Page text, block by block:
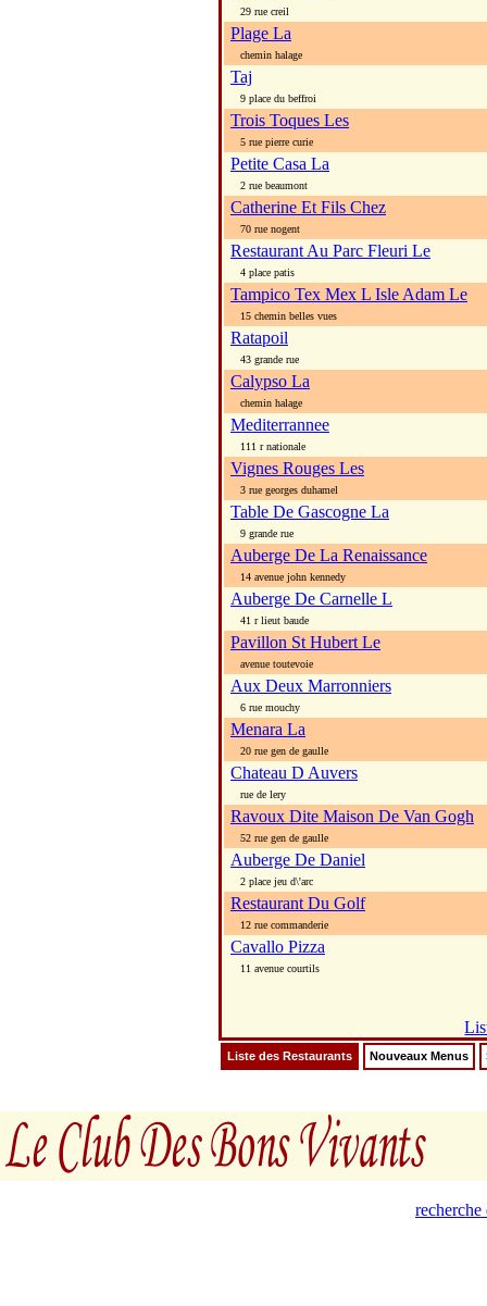
29 rue creil
Plage La
chemin halage
Taj
9 place du beffroi
Trois Toques Les
5 rue pierre curie
Petite Casa La
2 rue beaumont
Catherine Et Fils Chez
70 rue nogent
Restaurant Au Parc Fleuri Le
4 place patis
Tampico Tex Mex L Isle Adam Le
15 chemin belles vues
Ratapoil
43 grande rue
Calypso La
chemin halage
Mediterrannee
111 r nationale
Vignes Rouges Les
3 rue georges duhamel
Table De Gascogne La
9 grande rue
Auberge De La Renaissance
14 avenue john kennedy
Auberge De Carnelle L
41 r lieut baude
Pavillon St Hubert Le
avenue toutevoie
Aux Deux Marronniers
6 rue mouchy
Menara La
20 rue gen de gaulle
Chateau D Auvers
rue de lery
Ravoux Dite Maison De Van Gogh
52 rue gen de gaulle
Auberge De Daniel
2 place jeu d\'arc
Restaurant Du Golf
12 rue commanderie
Cavallo Pizza
11 avenue courtils
Liste des Restaurants Nouveaux Menus
recherche